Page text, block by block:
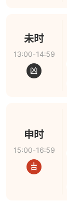
未时
13:00-14:59
凶
申时
15:00-16:59
吉